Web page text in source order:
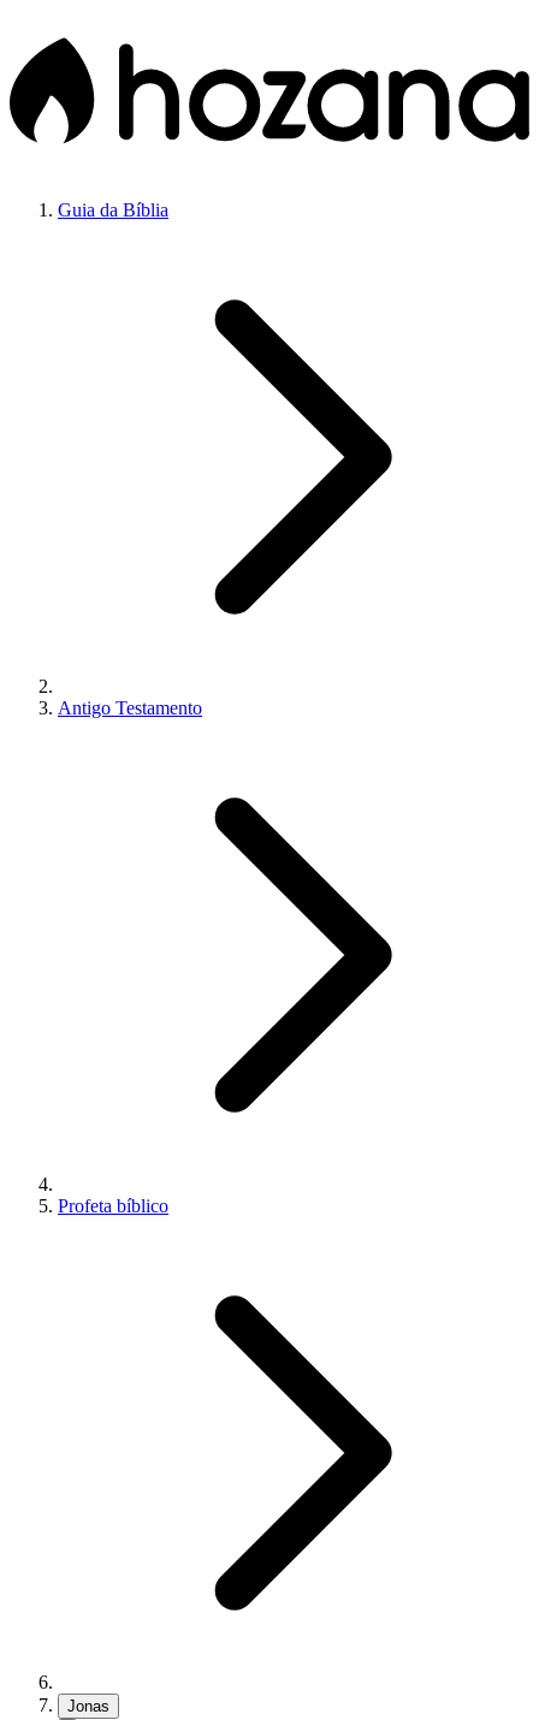
Guia da Bíblia
Antigo Testamento
Profeta bíblico
Jonas